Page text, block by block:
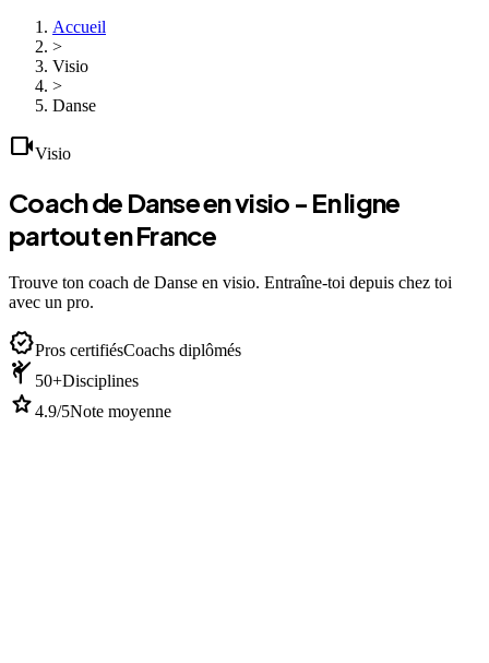
Accueil
>
Visio
>
Danse
videocamVisio
Coach de Danse en visio - En ligne
partout en France
Trouve ton coach de Danse en visio. Entraîne-toi depuis chez toi
avec un pro.
verifiedPros certifiésCoachs diplômés
sports_martial_arts 50+Disciplines
star4.9/5Note moyenne